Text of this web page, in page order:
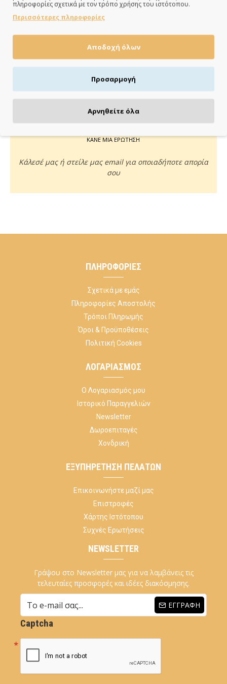
ΚΑΝΕ ΜΙΑ ΕΡΩΤΗΣΗ
Κάλεσέ μας ή στείλε μας email για οποιαδήποτε απορία
σου
ΠΛΗΡΟΦΟΡΊΕΣ
Σχετικά με εμάς
Πληροφορίες Αποστολής
Τρόποι Πληρωμής
Όροι & Προϋποθέσεις
Πολιτική Cookies
ΛΟΓΑΡΙΑΣΜΌΣ
Ο Λογαριασμός μου
Ιστορικό Παραγγελιών
Newsletter
Δωροεπιταγές
Χονδρική
ΕΞΥΠΗΡΈΤΗΣΗ ΠΕΛΑΤΏΝ
Επικοινωνήστε μαζί μας
Επιστροφές
Χάρτης Ιστότοπου
Συχνές Ερωτήσεις
NEWSLETTER
Γράψου στο Newsletter μας για να λαμβάνεις τις
τελευταίες προσφορές και ιδέες διακόσμησης.
ΕΓΓΡΑΦΉ
Captcha
πληροφορίες σχετικά με τον τρόπο χρήσης του ιστότοπου.
Περισσότερες πληροφορίες
Αποδοχή όλων
Προσαρμογή
Αρνηθείτε όλα